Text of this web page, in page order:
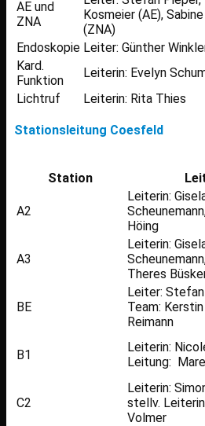
AE und
ZNA
Kosmeier (AE),
(ZNA)
Endoskopie Leiter: Günther
Kard.
Funktion
Leiterin: Evelyn
Lichtruf
Leiterin: Rita Thies
Stationsleitung Coesfeld
Station
A2
Leiterin:
Höing
A3
Leiterin:
Theres
BE
Leiter:
Team:
Reimann
B1
Leiterin:
Leitung:
C2
Leiterin:
stellv.
Volmer